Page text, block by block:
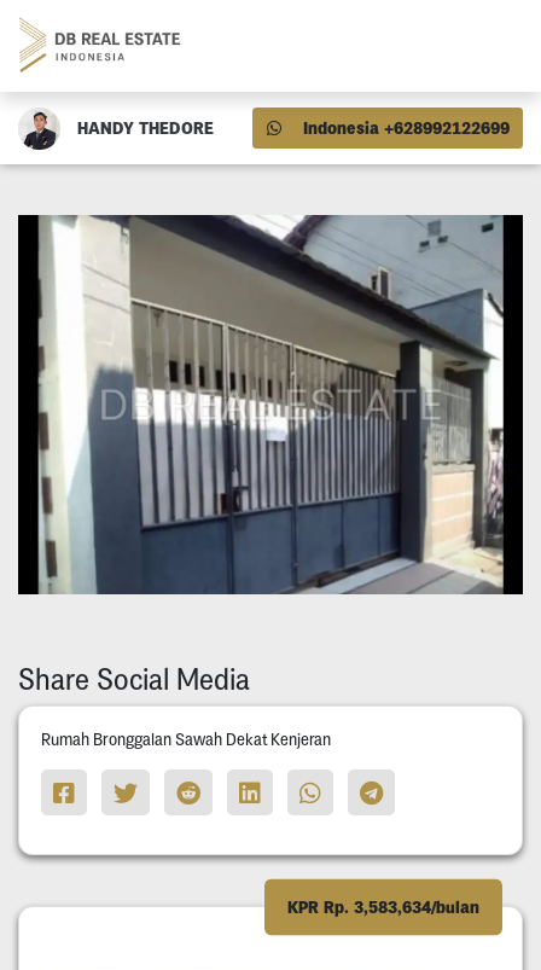
HANDY THEDORE Indonesia +628992122699
Share Social Media
Rumah Bronggalan Sawah Dekat Kenjeran
KPR Rp. 3,583,634/bulan